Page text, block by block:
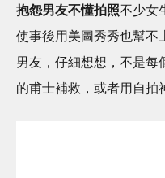
抱怨男友不懂拍照不少女
使事後用美圖秀秀也幫不
男友，仔細想想，不是每
的甫士補救，或者用自拍